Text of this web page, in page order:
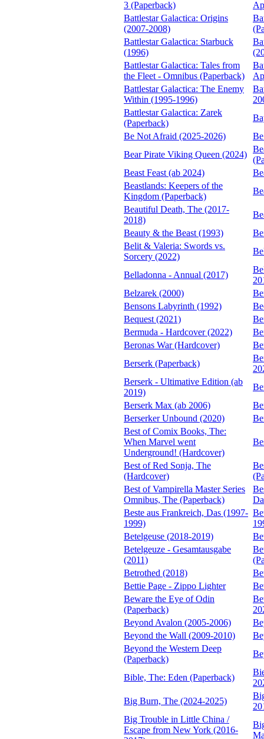
3 (Paperback)
Battlestar Galactica: Origins
(2007-2008)
Battlestar Galactica: Starbuck
(1996)
Battlestar Galactica: Tales from
the Fleet - Omnibus (Paperback)
Battlestar Galactica: The Enemy
Within (1995-1996)
Battlestar Galactica: Zarek
(Paperback)
Be Not Afraid (2025-2026)
Bear Pirate Viking Queen (2024)
Beast Feast (ab 2024)
Beastlands: Keepers of the
Kingdom (Paperback)
Beautiful Death, The (2017-
2018)
Beauty & the Beast (1993)
Belit & Valeria: Swords vs.
Sorcery (2022)
Belladonna - Annual (2017)
Belzarek (2000)
Bensons Labyrinth (1992)
Bequest (2021)
Bermuda - Hardcover (2022)
Beronas War (Hardcover)
Berserk (Paperback)
Berserk - Ultimative Edition (ab
2019)
Berserk Max (ab 2006)
Berserker Unbound (2020)
Best of Comix Books, The:
When Marvel went
Underground! (Hardcover)
Best of Red Sonja, The
(Hardcover)
Best of Vampirella Master Series
Omnibus, The (Paperback)
Beste aus Frankreich, Das (1997-
1999)
Betelgeuse (2018-2019)
Betelgeuze - Gesamtausgabe
(2011)
Betrothed (2018)
Bettie Page - Zippo Lighter
Beware the Eye of Odin
(Paperback)
Beyond Avalon (2005-2006)
Beyond the Wall (2009-2010)
Beyond the Western Deep
(Paperback)
Bible, The: Eden (Paperback)
Big Burn, The (2024-2025)
Big Trouble in Little China /
Escape from New York (2016-